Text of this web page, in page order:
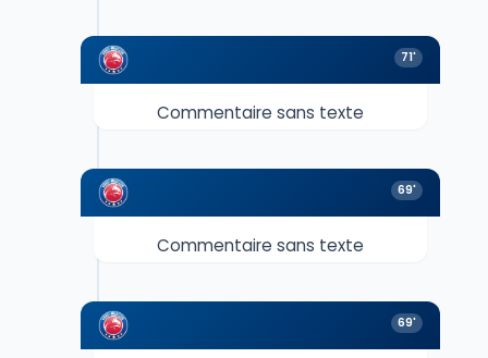
71'
Commentaire sans texte
69'
Commentaire sans texte
69'